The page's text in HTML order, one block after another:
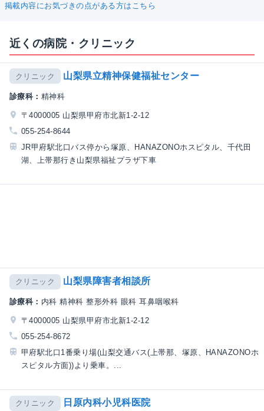
掲載内容にお気づきの点がある方はこちら
近くの病院・クリニック
クリニック 山梨県立精神保健福祉センター
診療科： 精神科
〒4000005 山梨県甲府市北新1-2-12
055-254-8644
JR甲府駅北口バス停から塚原、HANAZONOホスピタル、千代田
湖、上帯那行き山梨県福祉プラザ下車
クリニック 山梨県障害者相談所
診療科： 内科 精神科 整形外科 眼科 耳鼻咽喉科
〒4000005 山梨県甲府市北新1-2-12
055-254-8672
甲府駅北口1番乗り場(山梨交通バス(上帯那、塚原、HANAZONOホ
スピタル方面))より乗車。...
クリニック 日原内科小児科医院